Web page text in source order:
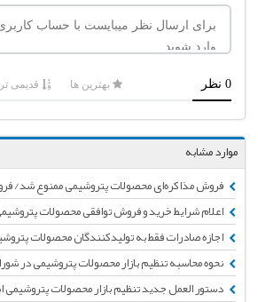
موارد مشابه
فروش مذاکره‌ای محصولات پتروشیمی ممنوع شد/
اعلام شرایط خرید و فروش توافقی محصولات
اجازه صادرات فقط به تولیدکنندگان محصولات
نحوه محاسبه تنظیم بازار محصولات پتروشیمی در
دستور العمل جدید تنظیم بازار محصولات پتروشیمی